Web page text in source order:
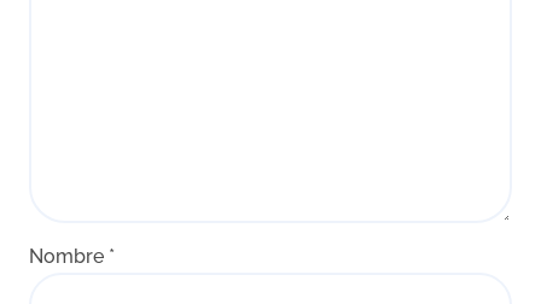
Nombre *